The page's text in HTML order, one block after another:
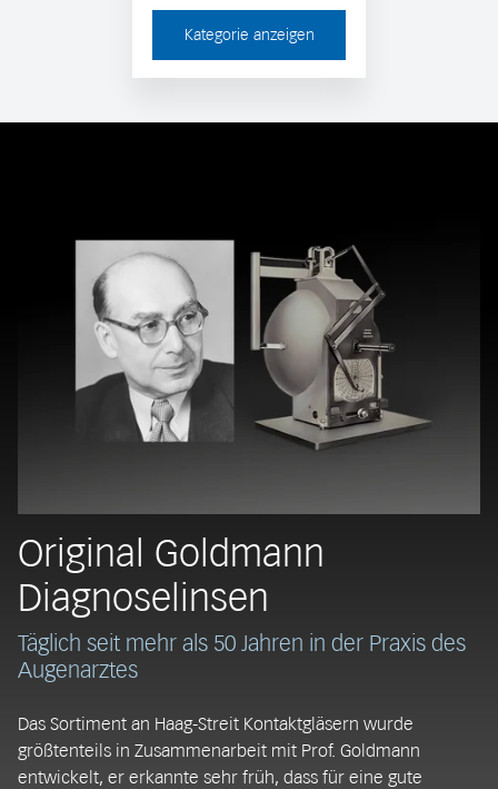
Kategorie anzeigen
Original Goldmann
Diagnoselinsen
Täglich seit mehr als 50 Jahren in der Praxis des
Augenarztes
Das Sortiment an Haag-Streit Kontaktgläsern wurde
größtenteils in Zusammenarbeit mit Prof. Goldmann
entwickelt, er erkannte sehr früh, dass für eine gute